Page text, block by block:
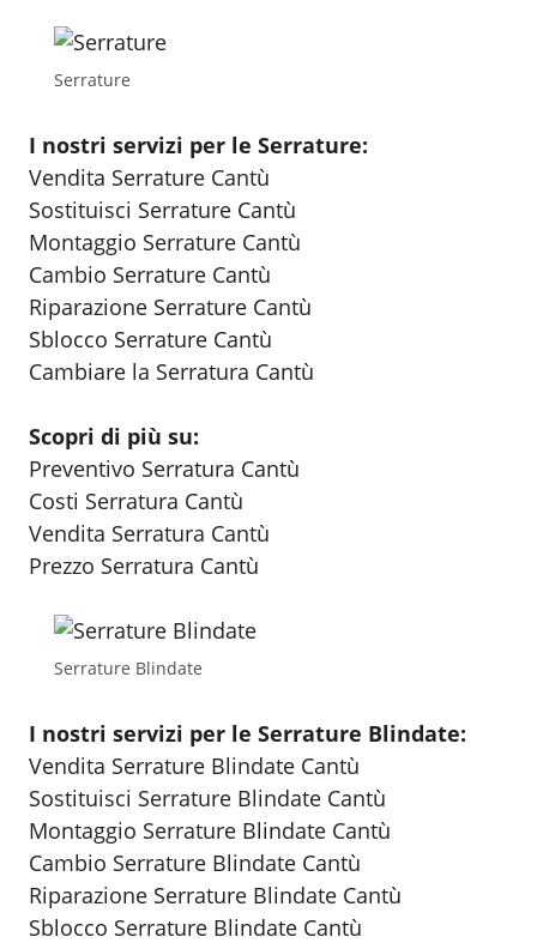
Serrature
I nostri servizi per le Serrature:
Vendita Serrature Cantù
Sostituisci Serrature Cantù
Montaggio Serrature Cantù
Cambio Serrature Cantù
Riparazione Serrature Cantù
Sblocco Serrature Cantù
Cambiare la Serratura Cantù
Scopri di più su:
Preventivo Serratura Cantù
Costi Serratura Cantù
Vendita Serratura Cantù
Prezzo Serratura Cantù
Serrature Blindate
I nostri servizi per le Serrature Blindate:
Vendita Serrature Blindate Cantù
Sostituisci Serrature Blindate Cantù
Montaggio Serrature Blindate Cantù
Cambio Serrature Blindate Cantù
Riparazione Serrature Blindate Cantù
Sblocco Serrature Blindate Cantù